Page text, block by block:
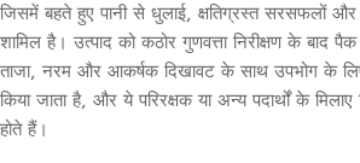
जिसमें बहते हुए पानी से धुलाई, क्षतिग्रस्त सरसफलों और
शामिल है। उत्पाद को कठोर गुणवत्ता निरीक्षण के बाद
ताजा, नरम और आकर्षक दिखावट के साथ उपभोग के
किया जाता है, और ये परिरक्षक या अन्य पदार्थों के मिलाए
होते हैं।